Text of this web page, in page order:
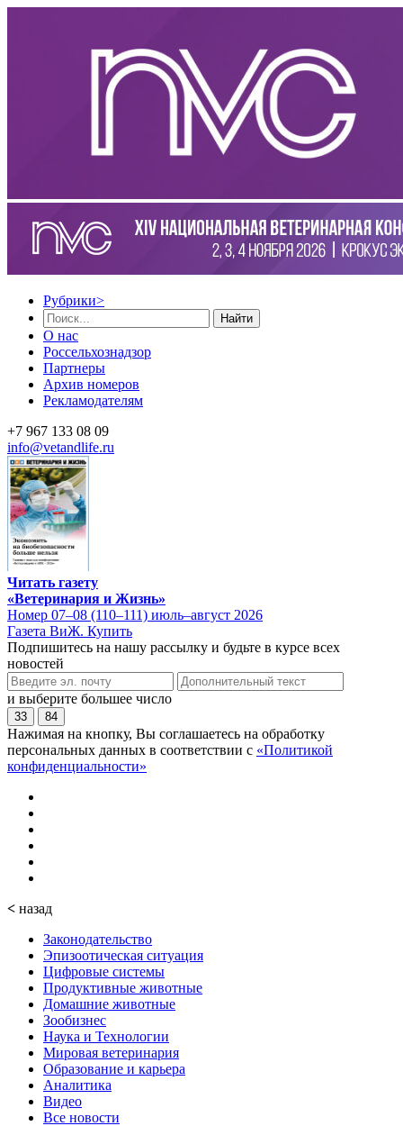
Рубрики>
Найти
О нас
Россельхознадзор
Партнеры
Архив номеров
Рекламодателям
+7 967 133 08 09
info@vetandlife.ru
Читать газету
«Ветеринария и Жизнь»
Номер 07–08 (110–111) июль–август 2026
Газета ВиЖ. Купить
Подпишитесь на нашу рассылку и будьте в курсе всех
новостей
и выберите большее число
33 84
Нажимая на кнопку, Вы соглашаетесь на обработку
персональных данных в соответствии с «Политикой
конфиденциальности»
< назад
Законодательство
Эпизоотическая ситуация
Цифровые системы
Продуктивные животные
Домашние животные
Зообизнес
Наука и Технологии
Мировая ветеринария
Образование и карьера
Аналитика
Видео
Все новости